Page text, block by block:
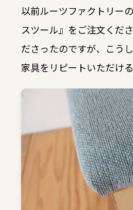
以前ルーツファクトリー
スツール』をご注文くだ
ださったのですが、こう
家具をリピートいただけ